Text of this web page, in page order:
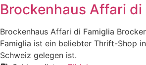
Brockenhaus Affari di
Brockenhaus Affari di Famiglia
Famiglia ist ein beliebter Thrift-Shop
Schweiz gelegen ist.